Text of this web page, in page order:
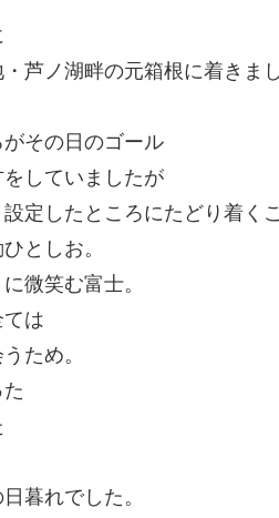
芦ノ湖畔の元箱根に着きま
その日のゴール
していましたが
定したところにたどり着く
としお。
微笑む富士。
は
ため。
暮れでした。